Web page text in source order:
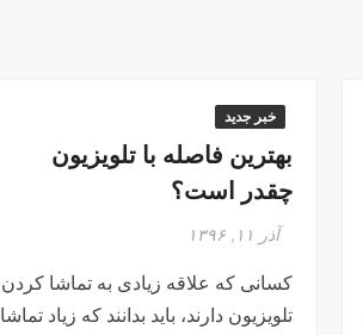
خبر جدید
بهترین فاصله با تلویزیون
چقدر است؟
آذر ۱۱, ۱۳۹۶
کسانی که علاقه زیادی به تماشا کردن
تلویزیون دارند، باید بدانند که زیاد تماشا